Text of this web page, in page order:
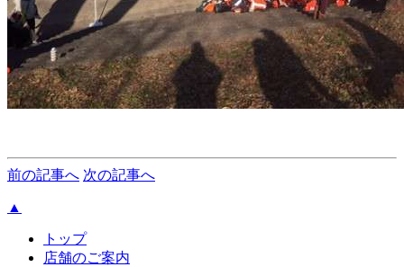
前の記事へ 次の記事へ
▲
トップ
店舗のご案内